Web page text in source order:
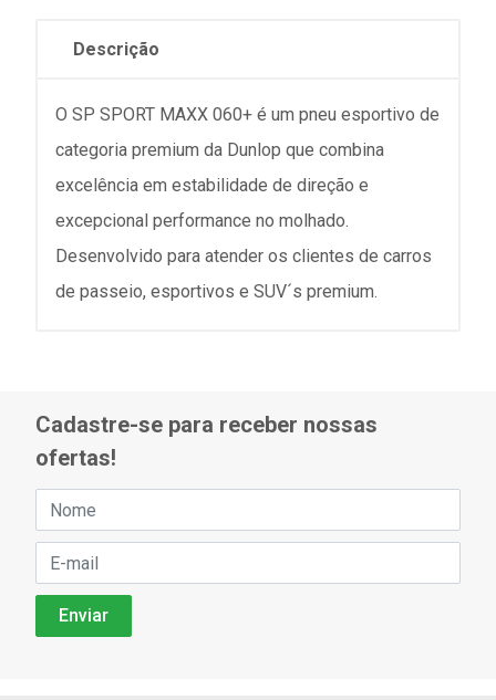
Descrição
O SP SPORT MAXX 060+ é um pneu esportivo de
categoria premium da Dunlop que combina
excelência em estabilidade de direção e
excepcional performance no molhado.
Desenvolvido para atender os clientes de carros
de passeio, esportivos e SUV´s premium.
Cadastre-se para receber nossas
ofertas!